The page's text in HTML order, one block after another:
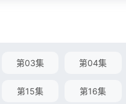
第03集 第04集
第15集 第16集